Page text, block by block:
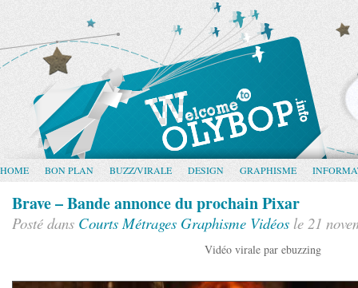
HOME BON PLAN BUZZ/VIRALE DESIGN GRAPHISME
Brave – Bande annonce du prochain Pixar
Posté dans Courts Métrages Graphisme Vidéos le 21
Vidéo virale par ebuzzing